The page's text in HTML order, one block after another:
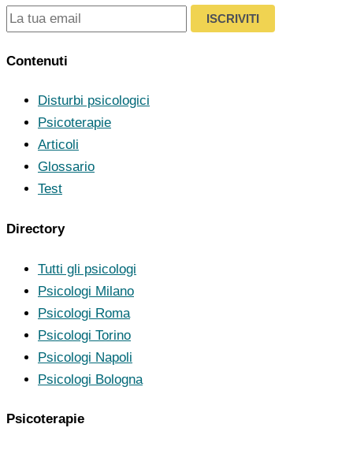
ISCRIVITI
Contenuti
Disturbi psicologici
Psicoterapie
Articoli
Glossario
Test
Directory
Tutti gli psicologi
Psicologi Milano
Psicologi Roma
Psicologi Torino
Psicologi Napoli
Psicologi Bologna
Psicoterapie